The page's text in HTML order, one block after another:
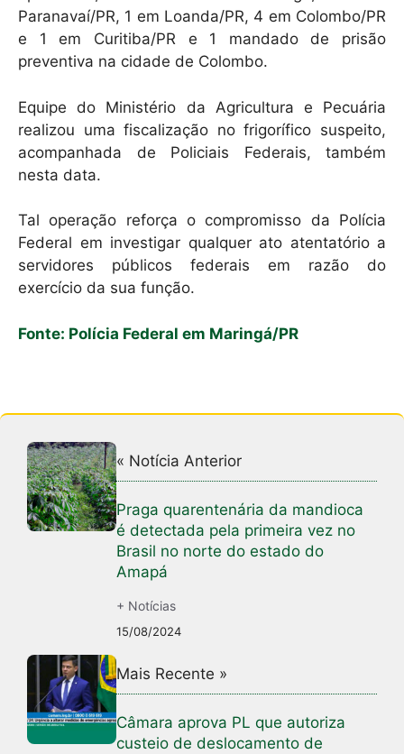
Paranavaí/PR, 1 em Loanda/PR, 4 em Colombo/PR
e 1 em Curitiba/PR e 1 mandado de prisão
preventiva na cidade de Colombo.
Equipe do Ministério da Agricultura e Pecuária
realizou uma fiscalização no frigorífico suspeito,
acompanhada de Policiais Federais, também
nesta data.
Tal operação reforça o compromisso da Polícia
Federal em investigar qualquer ato atentatório a
servidores públicos federais em razão do
exercício da sua função.
Fonte: Polícia Federal em Maringá/PR
« Notícia Anterior
Praga quarentenária da mandioca
é detectada pela primeira vez no
Brasil no norte do estado do
Amapá
+ Notícias
15/08/2024
Mais Recente »
Câmara aprova PL que autoriza
custeio de deslocamento de